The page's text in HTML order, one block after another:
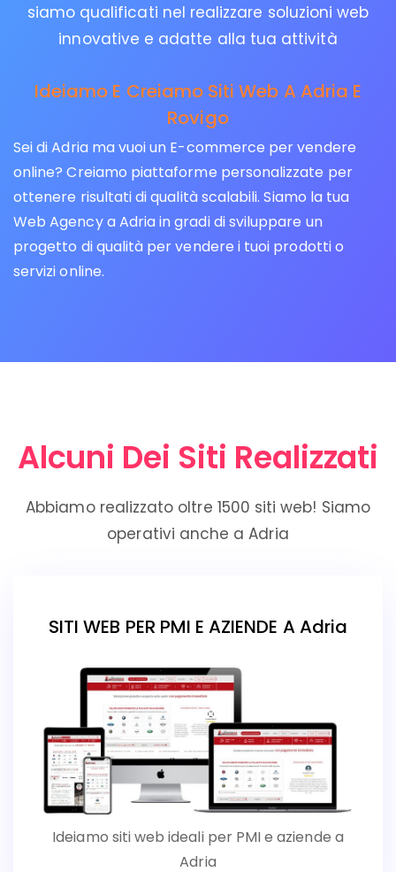
siamo qualificati nel realizzare soluzioni web
innovative e adatte alla tua attività
Ideiamo E Creiamo Siti Web A Adria E
Rovigo
Sei di Adria ma vuoi un E-commerce per vendere
online? Creiamo piattaforme personalizzate per
ottenere risultati di qualità scalabili. Siamo la tua
Web Agency a Adria in gradi di sviluppare un
progetto di qualità per vendere i tuoi prodotti o
servizi online.
Alcuni Dei Siti Realizzati
Abbiamo realizzato oltre 1500 siti web! Siamo
operativi anche a Adria
SITI WEB PER PMI E AZIENDE A Adria
Ideiamo siti web ideali per PMI e aziende a
Adria